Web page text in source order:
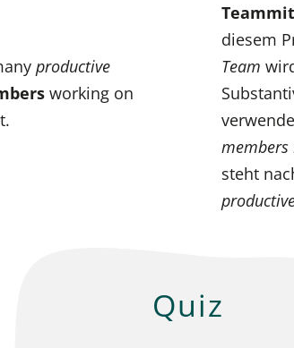
productive
working on
diesem
Team
members
steht
Quiz